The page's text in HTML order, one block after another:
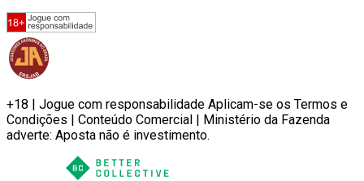
+18 | Jogue com responsabilidade Aplicam-se os Termos e
Condições | Conteúdo Comercial | Ministério da Fazenda
adverte: Aposta não é investimento.